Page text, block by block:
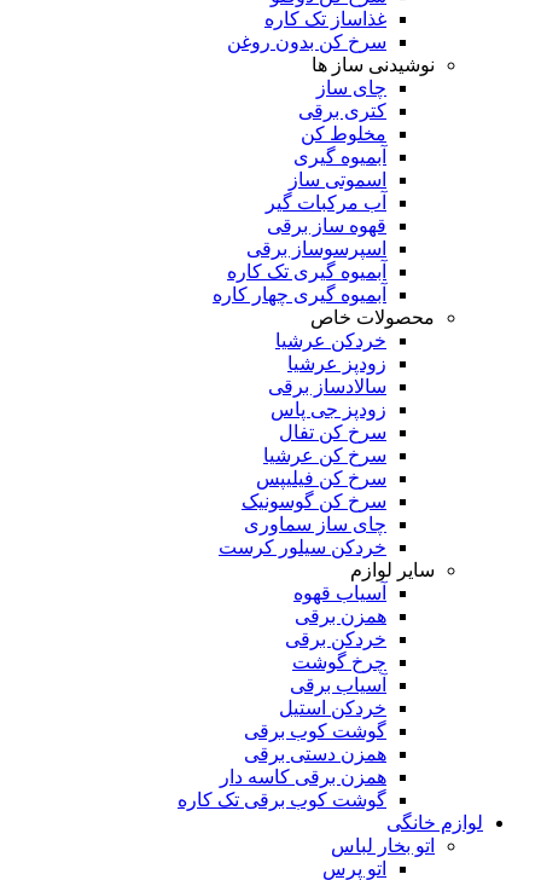
غذاساز تک کاره
سرخ کن بدون روغن
نوشیدنی ساز ها
چای ساز
کتری برقی
مخلوط کن
آبمیوه گیری
اسموتی ساز
آب مرکبات گیر
قهوه ساز برقی
اسپرسوساز برقی
آبمیوه گیری تک کاره
آبمیوه گیری چهار کاره
محصولات خاص
خردکن عرشیا
زودپز عرشیا
سالادساز برقی
زودپز جی پاس
سرخ کن تفال
سرخ کن عرشیا
سرخ کن فیلیپس
سرخ کن گوسونیک
چای ساز سماوری
خردکن سیلور کرست
سایر لوازم
آسیاب قهوه
همزن برقی
خردکن برقی
چرخ گوشت
آسیاب برقی
خردکن استیل
گوشت کوب برقی
همزن دستی برقی
همزن برقی کاسه دار
گوشت کوب برقی تک کاره
لوازم خانگی
اتو بخار لباس
اتو پرس